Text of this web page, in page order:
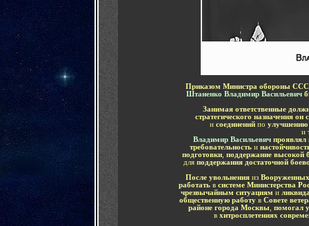
Приказом Министра обороны
Штаненко Владимир Васильевич
Занимая ответственные
стратегического назначения
и соединений по улучшению
и
Владимир Васильевич проявлял
требовательностьи
подготовки поддержание высокой
для поддержания достаточной
После увольненияиз
работать всистеме Министерства
чрезвычайным ситуациям и
общественную работу в Совете
районе города Москвы помогал
в хитросплетениях